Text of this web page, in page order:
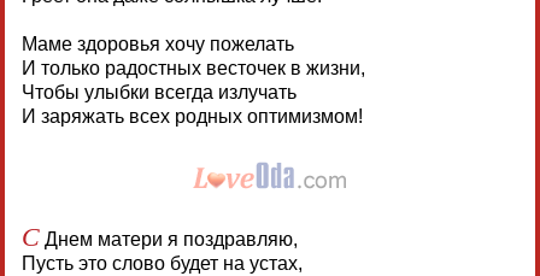
Маме здоровья хочу пожелать
И только радостных весточек в жизни,
Чтобы улыбки всегда излучать
И заряжать всех родных оптимизмом!
СДнем матери я поздравляю,
Пусть это слово будет на устах,